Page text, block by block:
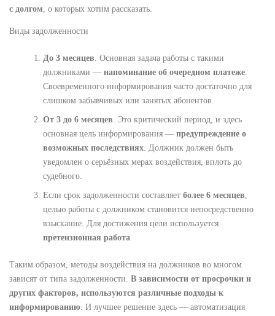
с долгом, о которых хотим рассказать.
Виды задолженности
До 3 месяцев. Основная задача работы с такими
должниками — напоминание об очередном платеже.
Своевременного информирования часто достаточно для
слишком забывчивых или занятых абонентов.
От 3 до 6 месяцев. Это критический период, и здесь
основная цель информирования — предупреждение о
возможных последствиях. Должник должен быть
уведомлен о серьёзных мерах воздействия, вплоть до
судебного.
Если срок задолженности составляет более 6 месяцев,
целью работы с должником становится непосредственно
взыскание. Для достижения цели используется
претензионная работа.
Таким образом, методы воздействия на должников во многом
зависят от типа задолженности. В зависимости от просрочки и
других факторов, используются различные подходы к
информированию. И лучшее решение здесь — автоматизация